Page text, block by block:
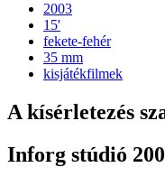
2003
15'
fekete-fehér
35 mm
kisjátékfilmek
A kísérletezés
Inforg stúdió